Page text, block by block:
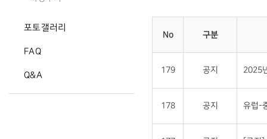
포토갤러리
FAQ
Q&A
No 구분
179 공지 2025
178 공지 유럽-